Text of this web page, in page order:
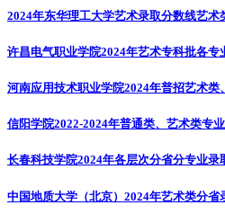
2024年东华理工大学艺术录取分数线艺术
许昌电气职业学院2024年艺术专科批各专
河南应用技术职业学院2024年普招艺术类
信阳学院2022-2024年普通类、艺术类专
长春科技学院2024年各层次分省分专业录
中国地质大学（北京）2024年艺术类分省